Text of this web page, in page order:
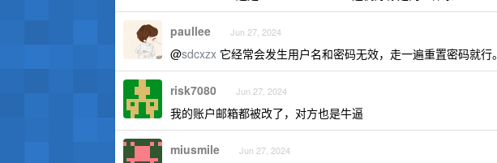
paullee Jun 27, 2024
@sdcxzx 它经常会发生用户名和密码无效，走一遍重置密码就行。
risk7080 Jun 27, 2024
我的账户邮箱都被改了，对方也是牛逼
miusmile Jun 27, 2024